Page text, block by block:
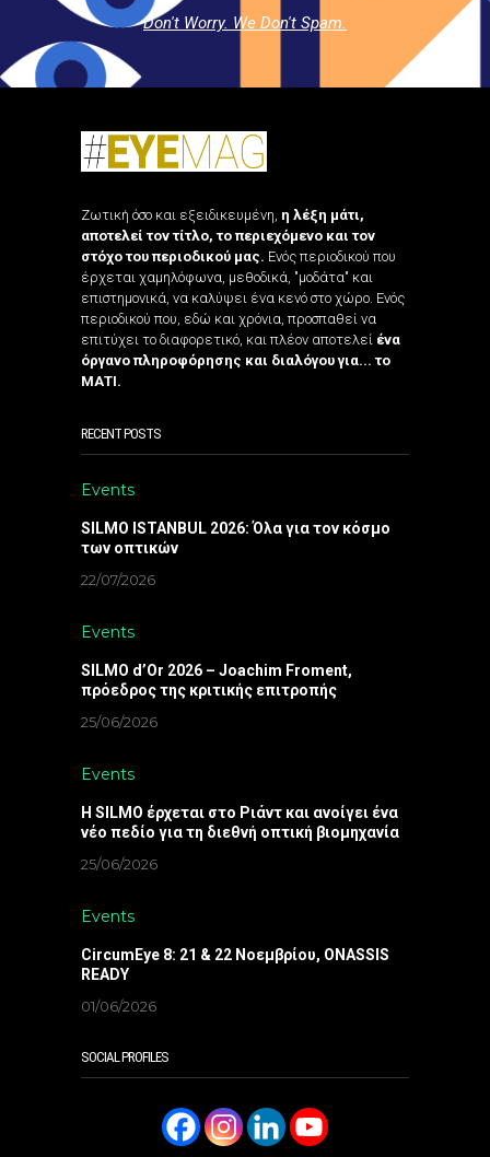
Don't Worry. We Don't Spam.
Ζωτική όσο και εξειδικευμένη, η λέξη μάτι,
αποτελεί τον τίτλο, το περιεχόμενο και τον
στόχο του περιοδικού μας. Ενός περιοδικού που
έρχεται χαμηλόφωνα, μεθοδικά, "μοδάτα" και
επιστημονικά, να καλύψει ένα κενό στο χώρο. Ενός
περιοδικού που, εδώ και χρόνια, προσπαθεί να
επιτύχει το διαφορετικό, και πλέον αποτελεί ένα
όργανο πληροφόρησης και διαλόγου για... το
ΜΑΤΙ.
RECENT POSTS
Events
SILMO ISTANBUL 2026: Όλα για τον κόσμο
των οπτικών
22/07/2026
Events
SILMO d’Or 2026 – Joachim Froment,
πρόεδρος της κριτικής επιτροπής
25/06/2026
Events
Η SILMO έρχεται στο Ριάντ και ανοίγει ένα
νέο πεδίο για τη διεθνή οπτική βιομηχανία
25/06/2026
Events
CircumEye 8: 21 & 22 Νοεμβρίου, ONASSIS
READY
01/06/2026
SOCIAL PROFILES